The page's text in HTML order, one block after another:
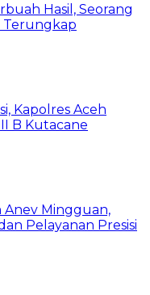
Hasil, Seorang
Terungkap
Kapolres Aceh
B Kutacane
Anev Mingguan,
Pelayanan Presisi